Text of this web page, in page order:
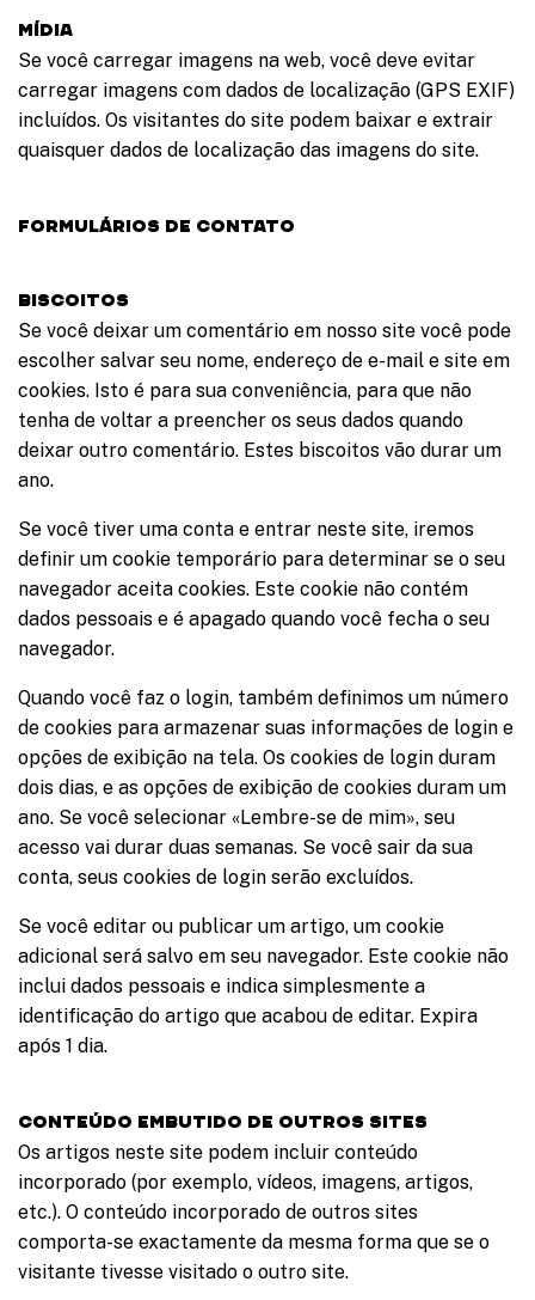
Mídia
Se você carregar imagens na web, você deve evitar
carregar imagens com dados de localização (GPS EXIF)
incluídos. Os visitantes do site podem baixar e extrair
quaisquer dados de localização das imagens do site.
Formulários de contato
Biscoitos
Se você deixar um comentário em nosso site você pode
escolher salvar seu nome, endereço de e-mail e site em
cookies. Isto é para sua conveniência, para que não
tenha de voltar a preencher os seus dados quando
deixar outro comentário. Estes biscoitos vão durar um
ano.
Se você tiver uma conta e entrar neste site, iremos
definir um cookie temporário para determinar se o seu
navegador aceita cookies. Este cookie não contém
dados pessoais e é apagado quando você fecha o seu
navegador.
Quando você faz o login, também definimos um número
de cookies para armazenar suas informações de login e
opções de exibição na tela. Os cookies de login duram
dois dias, e as opções de exibição de cookies duram um
ano. Se você selecionar «Lembre-se de mim», seu
acesso vai durar duas semanas. Se você sair da sua
conta, seus cookies de login serão excluídos.
Se você editar ou publicar um artigo, um cookie
adicional será salvo em seu navegador. Este cookie não
inclui dados pessoais e indica simplesmente a
identificação do artigo que acabou de editar. Expira
após 1 dia.
Conteúdo embutido de outros sites
Os artigos neste site podem incluir conteúdo
incorporado (por exemplo, vídeos, imagens, artigos,
etc.). O conteúdo incorporado de outros sites
comporta-se exactamente da mesma forma que se o
visitante tivesse visitado o outro site.